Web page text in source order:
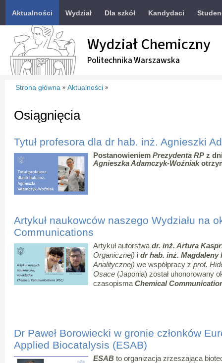
Aktualności Wydział Dla szkół Kandydaci
Wydział Chemiczny
Politechnika Warszawska
Strona główna » Aktualności »
Osiągnięcia
Tytuł profesora dla dr hab. inż. Agnieszki
Postanowieniem Prezydenta RP z
Agnieszka Adamczyk-Woźniak
Artykuł naukowców naszego Wydziału na
Communications
Artykuł autorstwa dr. inż. Artura
Organicznej) i dr hab. inż.
Analitycznej) we współpracy z prof.
Osace (Japonia) został uhonorowany
czasopisma Chemical
Dr Paweł Borowiecki w gronie członków
Applied Biocatalysis (ESAB)
ESAB to organizacja zrzeszająca